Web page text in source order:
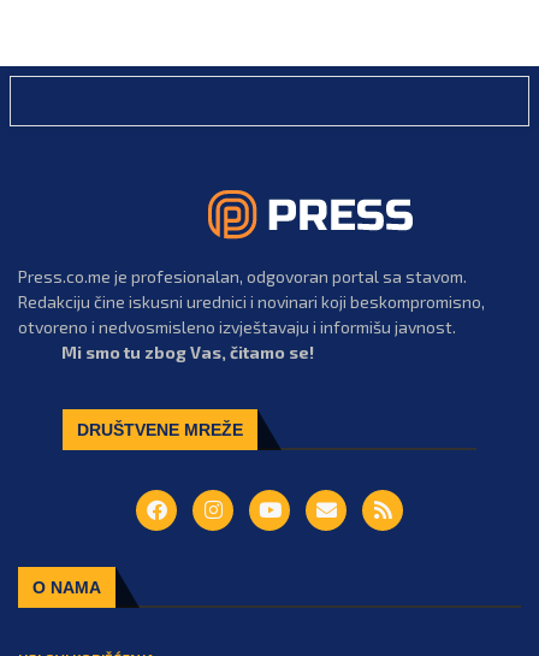
Press.co.me je profesionalan, odgovoran portal sa stavom.
Redakciju čine iskusni urednici i novinari koji beskompromisno,
otvoreno i nedvosmisleno izvještavaju i informišu javnost.
Mi smo tu zbog Vas, čitamo se!
DRUŠTVENE MREŽE
O NAMA